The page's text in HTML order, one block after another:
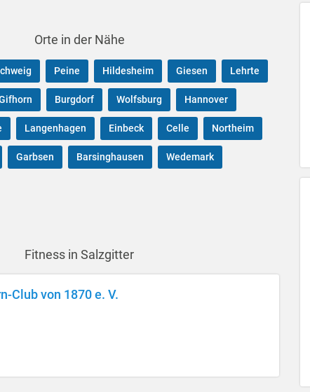
Orte in der Nähe
Peine Hildesheim Giesen Lehrte
Burgdorf Wolfsburg Hannover
Langenhagen Einbeck Celle Northeim
Garbsen Barsinghausen Wedemark
Fitness in Salzgitter
Club von 1870 e. V.